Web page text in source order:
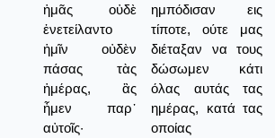
ἡμᾶς οὐδὲ
ἐνετείλαντο
ἡμῖν οὐδὲν
πάσας τὰς
ἡμέρας, ἃς
ἦμεν παρ᾿
αὐτοῖς·
ημπόδισαν εις
τίποτε, ούτε μας
διέταξαν να τους
δώσωμεν κάτι
όλας αυτάς τας
ημέρας, κατά τας
οποίας